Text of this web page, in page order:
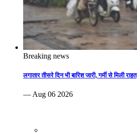
Breaking news
लगातार तीसरे दिन भी बारिश जारी, गर्मी से मिली राहत
— Aug 06 2026